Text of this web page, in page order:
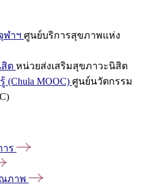
ฬาฯ ศูนย์บริการสุขภาพแห่ง
ต หน่วยส่งเสริมสุขภาวะนิสิต
(Chula MOOC) ศูนย์นวัตกรรม
ร
ภาพ